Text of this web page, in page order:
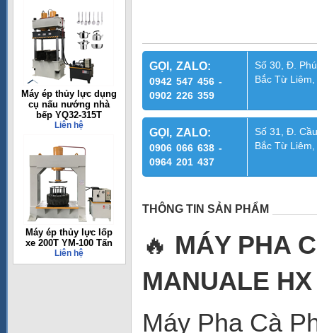
Máy ép thủy lực dụng
cụ nấu nướng nhà
bếp YQ32-315T
Liên hệ
Máy ép thủy lực lốp
xe 200T YM-100 Tấn
Liên hệ
GỌI, ZALO:
0942 547 456 -
0902 226 359
Số 30, Đ.
Bắc Từ
GỌI, ZALO:
0906 066 638 -
0964 201 437
Số 31, Đ.
Bắc Từ
THÔNG TIN SẢN PHẨM
🔥 MÁY PHA
MANUALE
Máy Pha Cà